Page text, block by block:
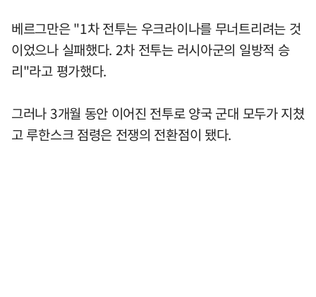
베르그만은 "1차 전투는 우크라이나를 무너트리려는 것
이었으나 실패했다. 2차 전투는 러시아군의 일방적 승
리"라고 평가했다.
그러나 3개월 동안 이어진 전투로 양국 군대 모두가 지쳤
고 루한스크 점령은 전쟁의 전환점이 됐다.